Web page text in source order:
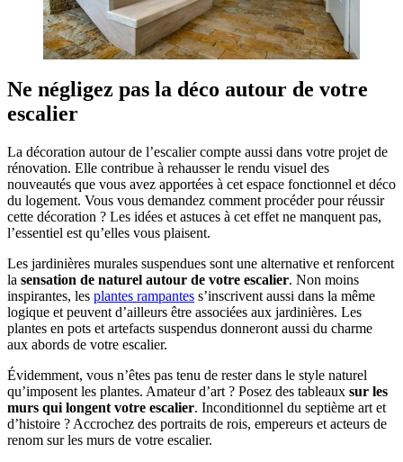
Ne négligez pas la déco autour de votre
escalier
La décoration autour de l’escalier compte aussi dans votre projet de
rénovation. Elle contribue à rehausser le rendu visuel des
nouveautés que vous avez apportées à cet espace fonctionnel et déco
du logement. Vous vous demandez comment procéder pour réussir
cette décoration ? Les idées et astuces à cet effet ne manquent pas,
l’essentiel est qu’elles vous plaisent.
Les jardinières murales suspendues sont une alternative et renforcent
la sensation de naturel autour de votre escalier. Non moins
inspirantes, les plantes rampantes s’inscrivent aussi dans la même
logique et peuvent d’ailleurs être associées aux jardinières. Les
plantes en pots et artefacts suspendus donneront aussi du charme
aux abords de votre escalier.
Évidemment, vous n’êtes pas tenu de rester dans le style naturel
qu’imposent les plantes. Amateur d’art ? Posez des tableaux sur les
murs qui longent votre escalier. Inconditionnel du septième art et
d’histoire ? Accrochez des portraits de rois, empereurs et acteurs de
renom sur les murs de votre escalier.